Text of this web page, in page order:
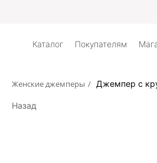
Каталог Покупателям
Женские джемперы / Джемпер с
Назад